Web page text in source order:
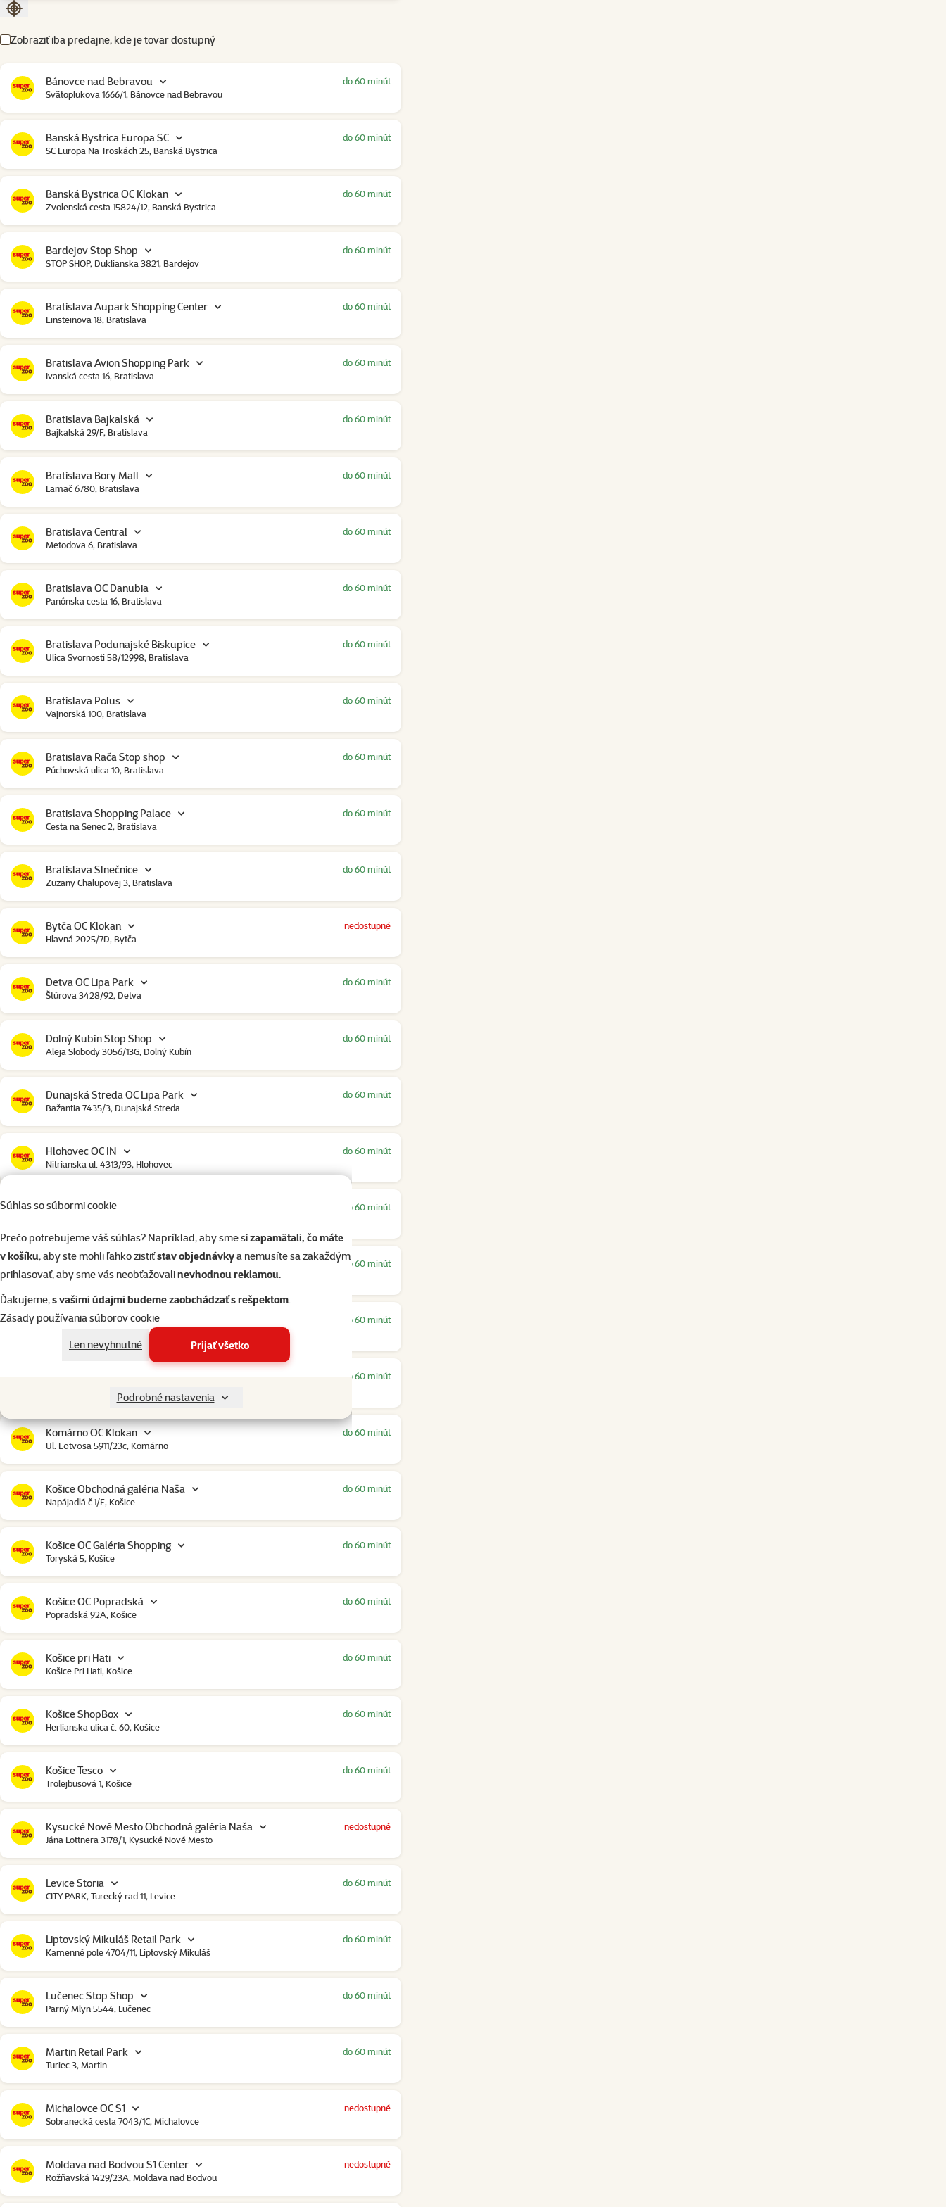
Súhlas so súbormi cookie
Prečo potrebujeme váš súhlas? Napríklad, aby sme sizapamätali, čo máte
v košíku, aby ste mohli ľahko zistiťstav objednávkya nemusíte sa zakaždým
prihlasovať, aby sme vás neobťažovalinevhodnou reklamou.
Ďakujeme,s vašimi údajmi budeme zaobchádzať s rešpektom.
Zásady používania súborov cookie
Len nevyhnutné
Prijať všetko
Podrobné nastavenia
Zoradiť podľa aktuálnej polohy
Zobraziť iba predajne, kde je tovar dostupný
Bánovce nad Bebravou
Svätoplukova 1666/1, Bánovce nad Bebravou
do 60 minút
Banská Bystrica Europa SC
SC Europa Na Troskách 25, Banská Bystrica
do 60 minút
Banská Bystrica OC Klokan
Zvolenská cesta 15824/12, Banská Bystrica
do 60 minút
Bardejov Stop Shop
STOP SHOP, Duklianska 3821, Bardejov
do 60 minút
Bratislava Aupark Shopping Center
Einsteinova 18, Bratislava
do 60 minút
Bratislava Avion Shopping Park
Ivanská cesta 16, Bratislava
do 60 minút
Bratislava Bajkalská
Bajkalská 29/F, Bratislava
do 60 minút
Bratislava Bory Mall
Lamač 6780, Bratislava
do 60 minút
Bratislava Central
Metodova 6, Bratislava
do 60 minút
Bratislava OC Danubia
Panónska cesta 16, Bratislava
do 60 minút
Bratislava Podunajské Biskupice
Ulica Svornosti 58/12998, Bratislava
do 60 minút
Bratislava Polus
Vajnorská 100, Bratislava
do 60 minút
Bratislava Rača Stop shop
Púchovská ulica 10, Bratislava
do 60 minút
Bratislava Shopping Palace
Cesta na Senec 2, Bratislava
do 60 minút
Bratislava Slnečnice
Zuzany Chalupovej 3, Bratislava
do 60 minút
Bytča OC Klokan
Hlavná 2025/7D, Bytča
nedostupné
Detva OC Lipa Park
Štúrova 3428/92, Detva
do 60 minút
Dolný Kubín Stop Shop
Aleja Slobody 3056/13G, Dolný Kubín
do 60 minút
Dunajská Streda OC Lipa Park
Bažantia 7435/3, Dunajská Streda
do 60 minút
Hlohovec OC IN
Nitrianska ul. 4313/93, Hlohovec
do 60 minút
Humenné do 60 minút
Chorvátsky Grob OC Klokan
Obchodná ulica 4849/4D, Chorvátsky Grob
do 60 minút
Ilava OC Idea do 60 minút
do 60 minút
Komárno OC Klokan
Ul. Eötvösa 5911/23c, Komárno
do 60 minút
Košice Obchodná galéria Naša
Napájadlá č.1/E, Košice
do 60 minút
Košice OC Galéria Shopping
Toryská 5, Košice
do 60 minút
Košice OC Popradská
Popradská 92A, Košice
do 60 minút
Košice pri Hati
Košice Pri Hati, Košice
do 60 minút
Košice ShopBox
Herlianska ulica č. 60, Košice
do 60 minút
Košice Tesco
Trolejbusová 1, Košice
do 60 minút
Kysucké Nové Mesto Obchodná galéria Naša
Jána Lottnera 3178/1, Kysucké Nové Mesto
nedostupné
Levice Storia
CITY PARK, Turecký rad 11, Levice
do 60 minút
Liptovský Mikuláš Retail Park
Kamenné pole 4704/11, Liptovský Mikuláš
do 60 minút
Lučenec Stop Shop
Parný Mlyn 5544, Lučenec
do 60 minút
Martin Retail Park
Turiec 3, Martin
do 60 minút
Michalovce OC S1
Sobranecká cesta 7043/1C, Michalovce
nedostupné
Moldava nad Bodvou S1 Center
Rožňavská 1429/23A, Moldava nad Bodvou
nedostupné